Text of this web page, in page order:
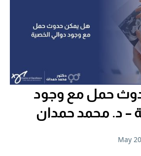
حمل مع وجود
– د. محمد حمدان
May